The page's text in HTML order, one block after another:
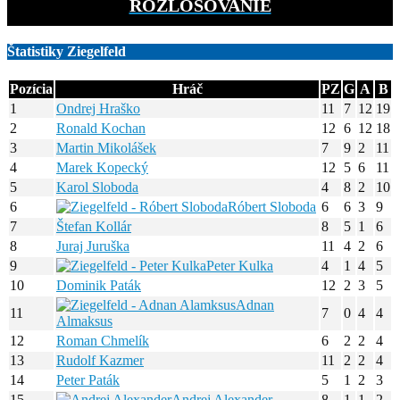
ROZLOSOVANIE
Štatistiky Ziegelfeld
Pozícia Hráč PZ G A B
1
Ondrej Hraško 11 7 12 19
2
Ronald Kochan 12 6 12 18
3
Martin Mikolášek 7 9 2
11
4
Marek Kopecký 12 5 6
11
5
Karol Sloboda 4 8 2
10
6
Róbert Sloboda 6 6 3
9
7
Štefan Kollár 8 5 1
6
8
Juraj Juruška 11 4 2
6
9
Peter Kulka 4 1 4
5
10
Dominik Paták 12 2 3
5
11
Adnan
Almaksus
7 0 4
4
12
Roman Chmelík 6 2 2
4
13
Rudolf Kazmer 11 2 2
4
14
Peter Paták 5 1 2
3